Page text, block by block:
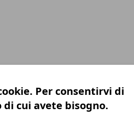
Per consentirvi di
cui avete bisogno.